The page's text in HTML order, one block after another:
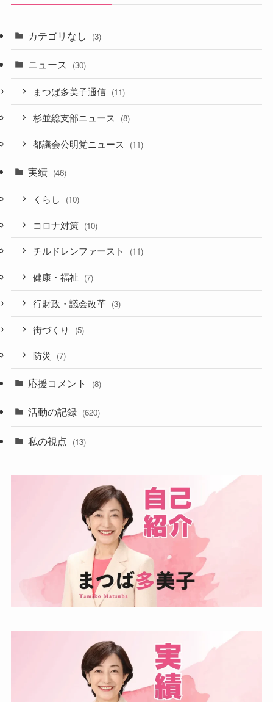
カテゴリなし (3)
ニュース (30)
まつば多美子通信 (11)
杉並総支部ニュース (8)
都議会公明党ニュース (11)
実績 (46)
くらし (10)
コロナ対策 (10)
チルドレンファースト (11)
健康・福祉 (7)
行財政・議会改革 (3)
街づくり (5)
防災 (7)
応援コメント (8)
活動の記録 (620)
私の視点 (13)